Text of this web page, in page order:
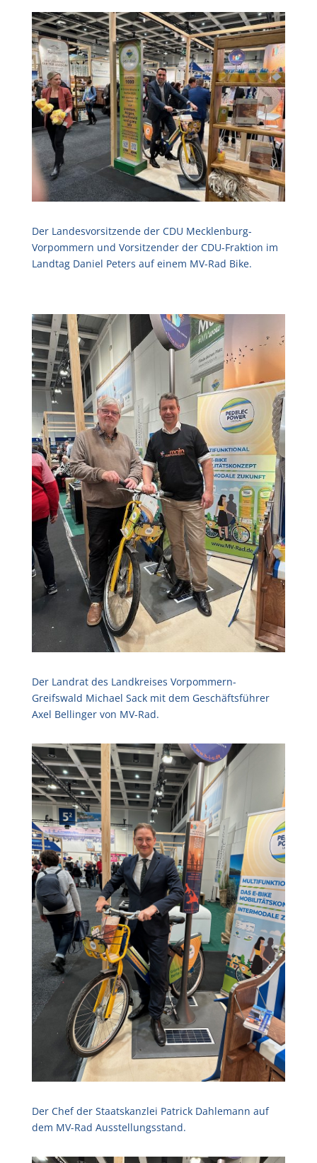
Der Landesvorsitzende der CDU Mecklenburg-
Vorpommern und Vorsitzender der CDU-Fraktion im
Landtag Daniel Peters auf einem MV-Rad Bike.
Der Landrat des Landkreises Vorpommern-
Greifswald Michael Sack mit dem Geschäftsführer
Axel Bellinger von MV-Rad.
Der Chef der Staatskanzlei Patrick Dahlemann auf
dem MV-Rad Ausstellungsstand.